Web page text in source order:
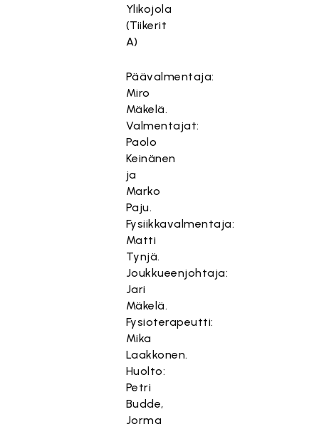
Ylikojola
(Tiikerit
A)
Päävalmentaja:
Miro
Mäkelä.
Valmentajat:
Paolo
Keinänen
ja
Marko
Paju.
Fysiikkavalmentaja:
Matti
Tynjä.
Joukkueenjohtaja:
Jari
Mäkelä.
Fysioterapeutti:
Mika
Laakkonen.
Huolto:
Petri
Budde,
Jorma